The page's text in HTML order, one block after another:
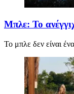
Μπλε: Το
Το μπλε δεν είναι